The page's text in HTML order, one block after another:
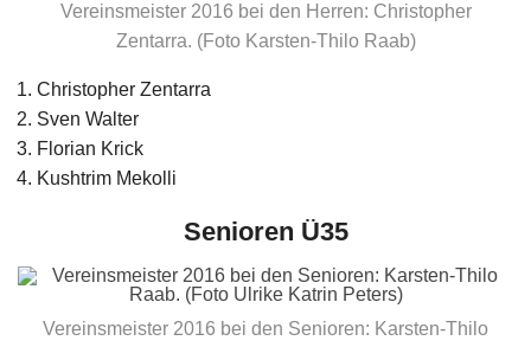
Vereinsmeister 2016 bei den Herren: Christopher
Zentarra. (Foto Karsten-Thilo Raab)
Christopher Zentarra
Sven Walter
Florian Krick
Kushtrim Mekolli
Senioren Ü35
Vereinsmeister 2016 bei den Senioren: Karsten-Thilo